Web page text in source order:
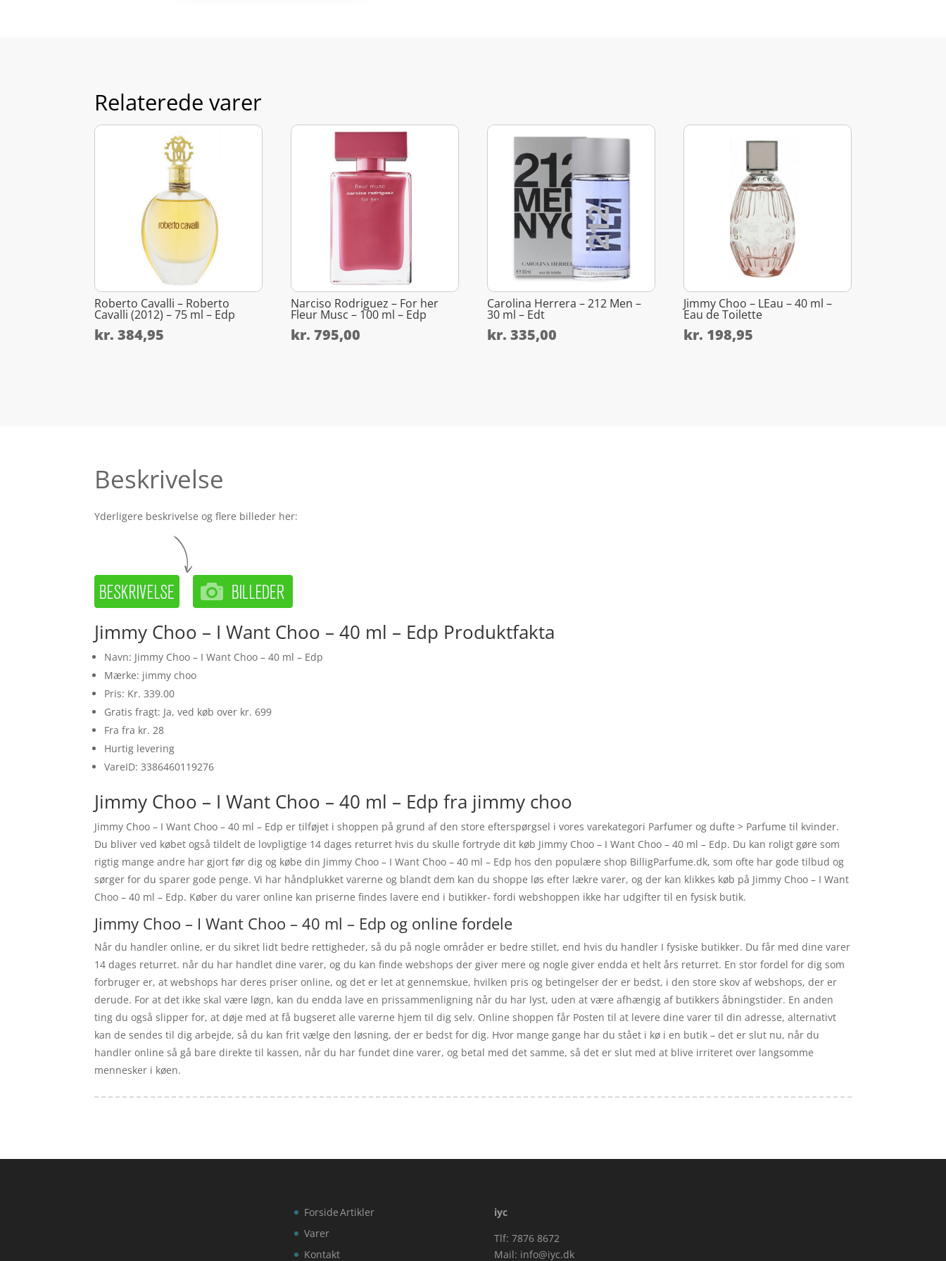
Relaterede varer
Roberto Cavalli – Roberto
Cavalli (2012) – 75 ml – Edp
kr. 384,95
Narciso Rodriguez – For her
Fleur Musc – 100 ml – Edp
kr. 795,00
Carolina Herrera – 212 Men –
30 ml – Edt
kr. 335,00
Jimmy Choo – LEau – 40 ml –
Eau de Toilette
kr. 198,95
Beskrivelse
Yderligere beskrivelse og flere billeder her:
Jimmy Choo – I Want Choo – 40 ml – Edp Produktfakta
Navn: Jimmy Choo – I Want Choo – 40 ml – Edp
Mærke: jimmy choo
Pris: Kr. 339.00
Gratis fragt: Ja, ved køb over kr. 699
Fra fra kr. 28
Hurtig levering
VareID: 3386460119276
Jimmy Choo – I Want Choo – 40 ml – Edp fra jimmy choo
Jimmy Choo – I Want Choo – 40 ml – Edp er tilføjet i shoppen på grund af den store efterspørgsel i vores varekategori Parfumer og dufte > Parfume til kvinder.
Du bliver ved købet også tildelt de lovpligtige 14 dages returret hvis du skulle fortryde dit køb Jimmy Choo – I Want Choo – 40 ml – Edp. Du kan roligt gøre som
rigtig mange andre har gjort før dig og købe din Jimmy Choo – I Want Choo – 40 ml – Edp hos den populære shop BilligParfume.dk, som ofte har gode tilbud og
sørger for du sparer gode penge. Vi har håndplukket varerne og blandt dem kan du shoppe løs efter lækre varer, og der kan klikkes køb på Jimmy Choo – I Want
Choo – 40 ml – Edp. Køber du varer online kan priserne findes lavere end i butikker- fordi webshoppen ikke har udgifter til en fysisk butik.
Jimmy Choo – I Want Choo – 40 ml – Edp og online fordele
Når du handler online, er du sikret lidt bedre rettigheder, så du på nogle områder er bedre stillet, end hvis du handler I fysiske butikker. Du får med dine varer
14 dages returret. når du har handlet dine varer, og du kan finde webshops der giver mere og nogle giver endda et helt års returret. En stor fordel for dig som
forbruger er, at webshops har deres priser online, og det er let at gennemskue, hvilken pris og betingelser der er bedst, i den store skov af webshops, der er
derude. For at det ikke skal være løgn, kan du endda lave en prissammenligning når du har lyst, uden at være afhængig af butikkers åbningstider. En anden
ting du også slipper for, at døje med at få bugseret alle varerne hjem til dig selv. Online shoppen får Posten til at levere dine varer til din adresse, alternativt
kan de sendes til dig arbejde, så du kan frit vælge den løsning, der er bedst for dig. Hvor mange gange har du stået i kø i en butik – det er slut nu, når du
handler online så gå bare direkte til kassen, når du har fundet dine varer, og betal med det samme, så det er slut med at blive irriteret over langsomme
mennesker i køen.
Forside
Varer
Kontakt
Artikler
iyc
Tlf: 7876 8672
Mail: info@iyc.dk